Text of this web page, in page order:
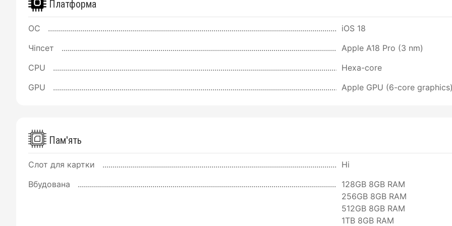
Платформа
ОС
iOS 18
Чіпсет
Apple A18 Pro (3 nm)
CPU
Hexa-core
GPU
Apple GPU (6-core
Пам'ять
Слот для картки
Ні
Вбудована
128GB 8GB RAM
256GB 8GB RAM
512GB 8GB RAM
1TB 8GB RAM